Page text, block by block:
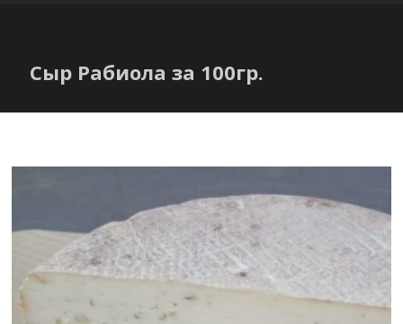
Сыр Рабиола за 100гр.